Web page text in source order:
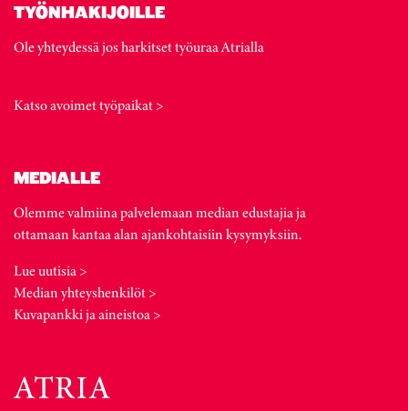
TYÖNHAKIJOILLE
Ole yhteydessä jos harkitset työuraa Atrialla
Katso avoimet työpaikat >
MEDIALLE
Olemme valmiina palvelemaan median edustajia ja
ottamaan kantaa alan ajankohtaisiin kysymyksiin.
Lue uutisia >
Median yhteyshenkilöt >
Kuvapankki ja aineistoa >